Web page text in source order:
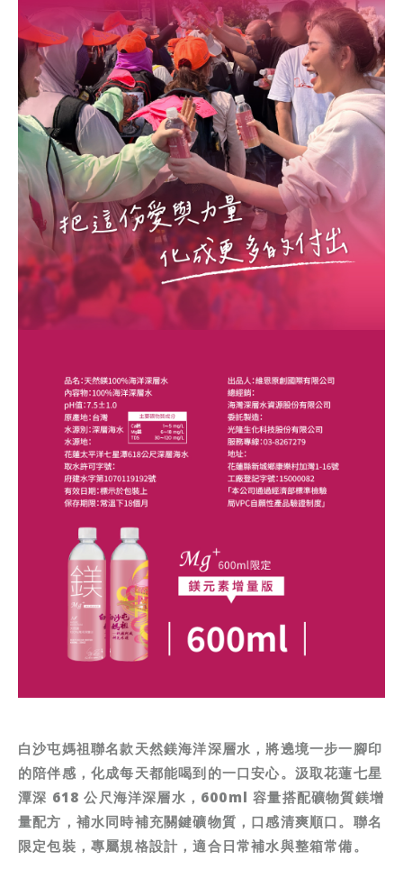
白沙屯媽祖聯名款天然鎂海洋深層水，將遶境一步一腳印
的陪伴感，化成每天都能喝到的一口安心。汲取花蓮七星
潭深 618公尺海洋深層水， 600ml容量搭配礦物質鎂增
量配方，補水同時補充關鍵礦物質，口感清爽順口。聯名
限定包裝，專屬規格設計，適合日常補水與整箱常備。